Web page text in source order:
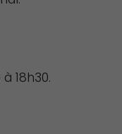
18h30.